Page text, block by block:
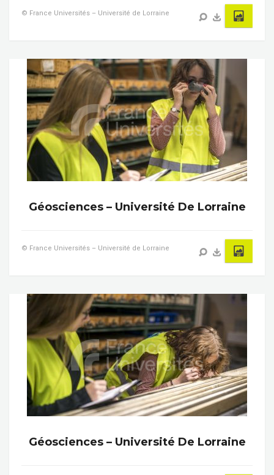
© France Universités – Université de Lorraine
Géosciences – Université De Lorraine
© France Universités – Université de Lorraine
Géosciences – Université De Lorraine